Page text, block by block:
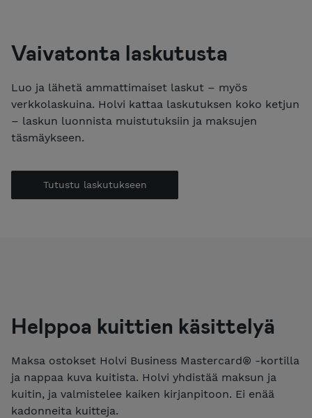
Vaivatonta laskutusta
Luo ja lähetä ammattimaiset laskut – myös
verkkolaskuina. Holvi kattaa laskutuksen koko ketjun
– laskun luonnista muistutuksiin ja maksujen
täsmäykseen.
Tutustu laskutukseen
Helppoa kuittien käsittelyä
Maksa ostokset Holvi Business Mastercard® -kortilla
ja nappaa kuva kuitista. Holvi yhdistää maksun ja
kuitin, ja valmistelee kaiken kirjanpitoon. Ei enää
kadonneita kuitteja.